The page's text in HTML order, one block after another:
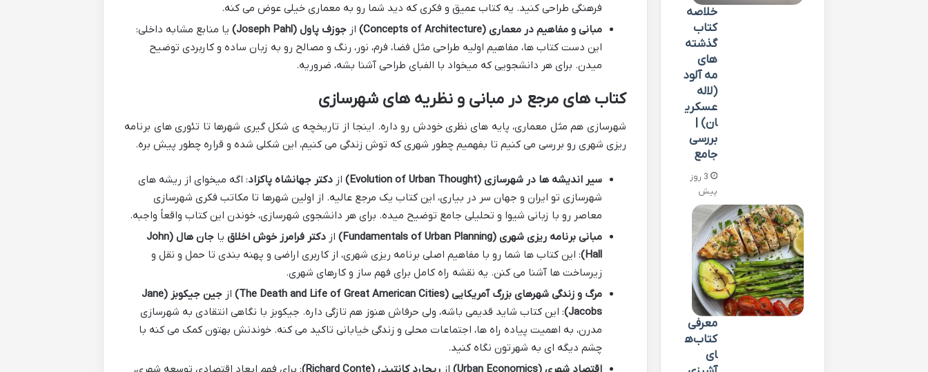
فرهنگی طراحی کنید. یه کتاب عمیق و فکری که دید شما رو به معماری خیلی عوض می کنه.
مبانی و مفاهیم در معماری (Concepts of Architecture)
ازجوزف پاول (Joseph Pahl)
یا منابع مشابه داخلی:
این دست کتاب ها، مفاهیم اولیه طراحی مثل فضا، فرم، نور، رنگ و مصالح رو به زبان ساده و کاربردی توضیح
میدن. برای هر دانشجویی که میخواد با الفبای طراحی آشنا بشه، ضروریه.
کتاب های مرجع در مبانی و نظریه های شهرسازی
شهرسازی هم مثل معماری، پایه های نظری خودش رو داره. اینجا از تاریخچه ی شکل گیری شهرها تا تئوری های برنامه
ریزی شهری رو بررسی می کنیم تا بفهمیم چطور شهری که توش زندگی می کنیم، این شکلی شده و قراره چطور پیش بره.
سیر اندیشه ها در شهرسازی (Evolution of Urban Thought) ازدکتر جهانشاه پاکزاد: اگه میخوای از ریشه های
شهرسازی تو ایران و جهان سر در بیاری، این کتاب یک مرجع عالیه. از اولین شهرها تا مکاتب فکری شهرسازی
معاصر رو با زبانی شیوا و تحلیلی جامع توضیح میده. برای هر دانشجوی شهرسازی، خوندن این کتاب واقعاً واجبه.
مبانی برنامه ریزی شهری (Fundamentals of Urban Planning)
ازدکتر فرامرز خوش اخلاق یا
جان هال (John
Hall) : این کتاب ها شما رو با مفاهیم اصلی برنامه ریزی شهری، از کاربری اراضی و پهنه بندی تا حمل و نقل و
زیرساخت ها آشنا می کنن. یه نقشه راه کامل برای فهم ساز و کارهای شهری.
مرگ و زندگی شهرهای بزرگ آمریکایی (The Death and Life of Great American Cities)
از
جین جیکوبز (Jane
Jacobs) : این کتاب شاید قدیمی باشه، ولی حرفاش هنوز هم تازگی داره. جیکوبز با نگاهی انتقادی به شهرسازی
مدرن، به اهمیت پیاده راه ها، اجتماعات محلی و زندگی خیابانی تاکید می کنه. خوندنش بهتون کمک می کنه با
چشم دیگه ای به شهرتون نگاه کنید.
خلاصه
کتاب
گذشته
های
مه آلود
(لاله
عسکری
ان) |
بررسی
جامع
3 روز
پیش
معرفی
کتاب‌ه
ای